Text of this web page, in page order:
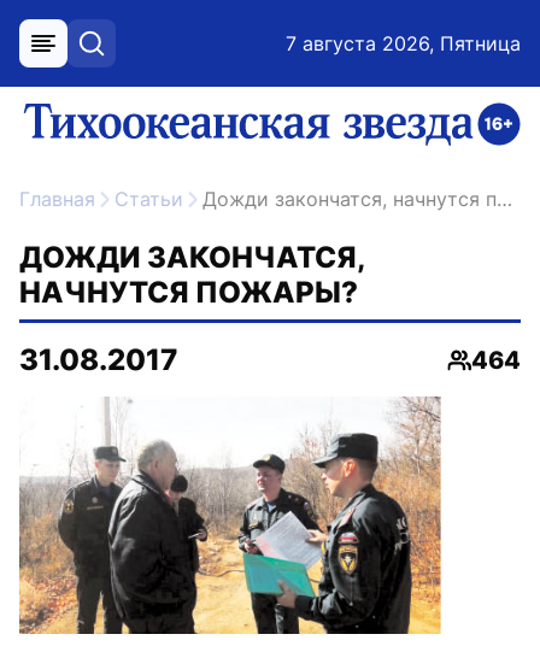
меню поиск 7 августа 2026, Пятница
ссылка на главную
Главная Статьи Дожди закончатся, начнутся пожары?
ДОЖДИ ЗАКОНЧАТСЯ,
НАЧНУТСЯ ПОЖАРЫ?
31.08.2017
464